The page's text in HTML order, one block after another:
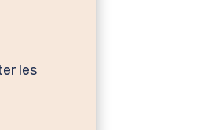
les